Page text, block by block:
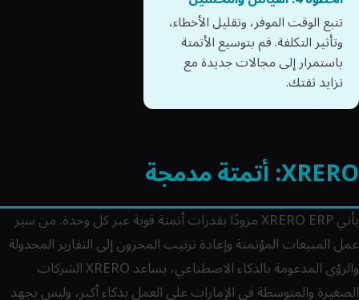
تتبع الوقت الموفر، وتقليل الأخطاء،
وتأثير التكلفة. قم بتوسيع الأتمتة
باستمرار إلى مجالات جديدة مع
تزايد ثقتك.
XRERO: أتمتة مدمجة
يأتي XRERO ERP مزودًا بقدرات أتمتة قوية عبر كل وحدة. من سير
عمل المبيعات المؤتمتة وإعادة ترتيب المخزون إلى التقارير المجدولة
والرؤى المدعومة بالذكاء الاصطناعي، يساعد XRERO الشركات
الصغيرة والمتوسطة في الإمارات على العمل بذكاء أكبر، وليس بجهد